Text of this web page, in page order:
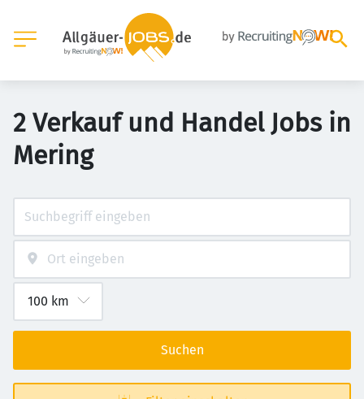
2 Verkauf und Handel Jobs in
Mering
Suchen